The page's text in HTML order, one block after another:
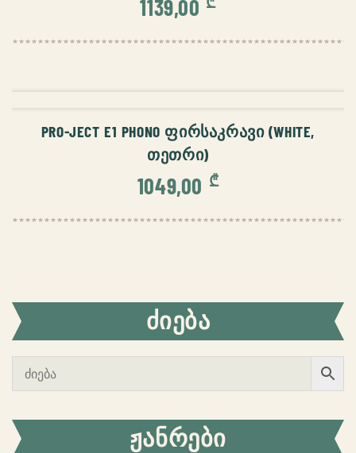
ᲫᲘᲔᲑᲐ
ᲟᲐᲜᲠᲔᲑᲘ
1139,00
PRO-JECT E1 PHONO ᲤᲘᲠᲡᲐᲙᲠᲐᲕᲘ (WHITE,
ᲗᲔᲗᲠᲘ)
1049,00 ₾